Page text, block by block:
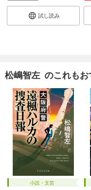
試し読み
松嶋智左 のこれもお
小説・文芸